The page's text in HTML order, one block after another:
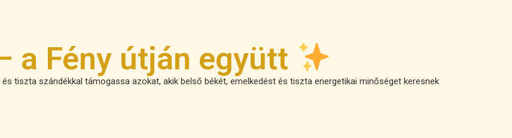
a Fény útján együtt
tiszta szándékkal támogassa azokat, akik belső békét, emelkedést és tiszta energetikai minőséget keresnek